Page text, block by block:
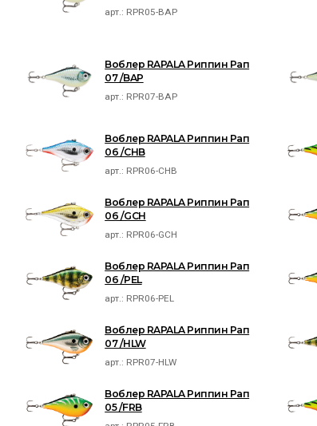
арт.: RPR05-BAP
Воблер RAPALA Риппин Рап
07 /BAP
арт.: RPR07-BAP
Воблер RAPALA Риппин Рап
06 /CHB
арт.: RPR06-CHB
Воблер RAPALA Риппин Рап
06 /GCH
арт.: RPR06-GCH
Воблер RAPALA Риппин Рап
06 /PEL
арт.: RPR06-PEL
Воблер RAPALA Риппин Рап
07 /HLW
арт.: RPR07-HLW
Воблер RAPALA Риппин Рап
05 /FRB